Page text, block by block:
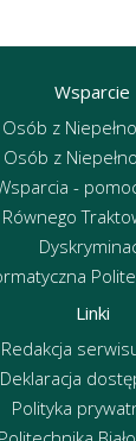
Wsparcie
z
z
-
Linki
Redakcja
Deklaracja
Polityka